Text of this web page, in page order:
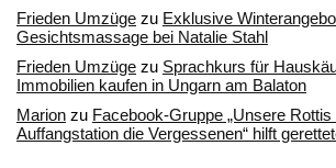
Frieden Umzüge zu Exklusive
Gesichtsmassage bei Natalie Stahl
Frieden Umzüge zu Sprachkurs für
Immobilien kaufen in Ungarn am Balaton
Marion zu Facebook-Gruppe „Unsere
Auffangstation die Vergessenen“ hilft